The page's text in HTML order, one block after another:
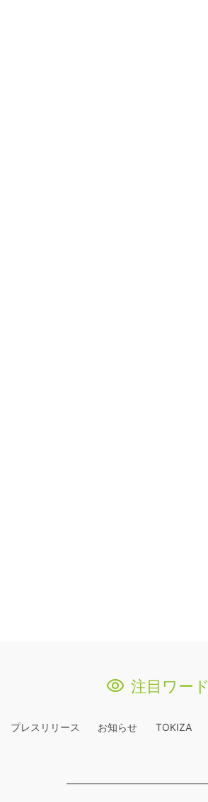
注目ワード
プレスリリース お知らせ TOKIZA